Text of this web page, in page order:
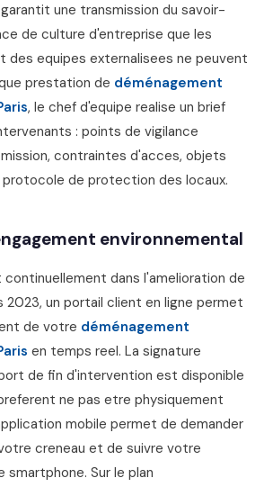
une transmission du savoir-
de culture d'entreprise que les
des equipes externalisees ne peuvent
prestation de déménagement
, le chef d'equipe realise un brief
: points de vigilance
contraintes d'acces, objets
protocole de protection des locaux.
environnemental
dans l'amelioration de
2023, un portail client en ligne permet
de votre déménagement
en temps reel. La signature
de fin d'intervention est disponible
ne pas etre physiquement
mobile permet de demander
creneau et de suivre votre
Sur le plan